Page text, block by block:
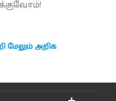
மேலும் அறிக